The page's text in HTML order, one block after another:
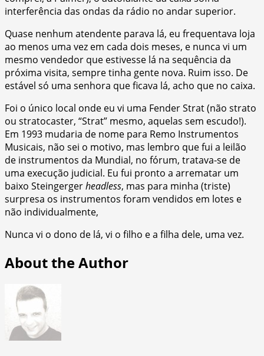
interferência das ondas da rádio no andar superior.
Quase nenhum atendente parava lá, eu frequentava loja
ao menos uma vez em cada dois meses, e nunca vi um
mesmo vendedor que estivesse lá na sequência da
próxima visita, sempre tinha gente nova. Ruim isso. De
estável só uma senhora que ficava lá, acho que no caixa.
Foi o único local onde eu vi uma Fender Strat (não strato
ou stratocaster, “Strat” mesmo, aquelas sem escudo!).
Em 1993 mudaria de nome para Remo Instrumentos
Musicais, não sei o motivo, mas lembro que fui a leilão
de instrumentos da Mundial, no fórum, tratava-se de
uma execução judicial. Eu fui pronto a arrematar um
baixo Steingergerheadless, mas para minha (triste)
surpresa os instrumentos foram vendidos em lotes e
não individualmente,
Nunca vi o dono de lá, vi o filho e a filha dele, uma vez.
About the Author